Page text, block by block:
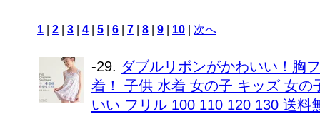
1 2 3 4 5 6 7 8 9 10 次へ
-29. ダブルリボンがかわいい！胸
着！ 子供 水着 女の子 キッズ 女
いい フリル 100 110 120 130 送料